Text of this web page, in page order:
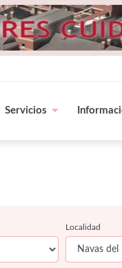
Servicios
Localidad